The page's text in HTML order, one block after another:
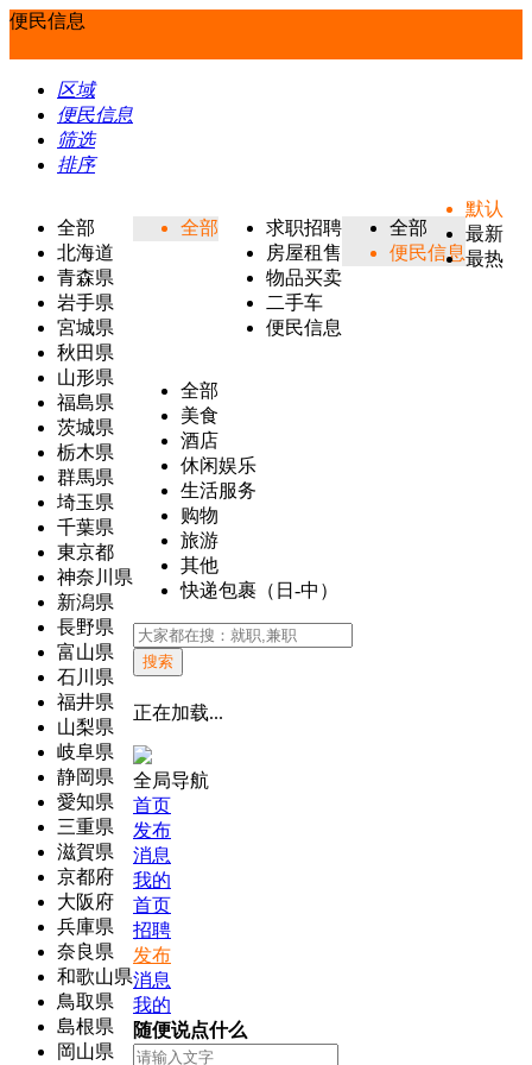
便民信息
区域
便民信息
筛选
排序
全部
北海道
青森県
岩手県
宮城県
秋田県
山形県
福島県
茨城県
栃木県
群馬県
埼玉県
千葉県
東京都
神奈川県
新潟県
長野県
富山県
石川県
福井県
山梨県
岐阜県
静岡県
愛知県
三重県
滋賀県
京都府
大阪府
兵庫県
奈良県
和歌山県
鳥取県
島根県
岡山県
全部
求职招聘
房屋租售
物品买卖
二手车
便民信息
全部
便民信息
全部
美食
酒店
休闲娱乐
生活服务
购物
旅游
其他
快递包裹（日-中）
默认
最新
最热
搜索
正在加载...
全局导航
首页
发布
消息
我的
首页
招聘
发布
消息
我的
随便说点什么